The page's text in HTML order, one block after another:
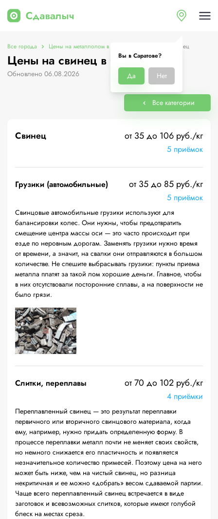
Вы в Саратове?
Да Нет
Все города Цены на металлолом в Саратове Цены на свинец
Цены на свинец в Саратове
Обновлено 06.08.2026
Все категории
Свинец от 35 до 106 руб./кг
5 приёмок
Грузики (автомобильные) от 35 до 85 руб./кг
5 приёмок
Свинцовые автомобильные грузики используют для
балансировки колес. Они нужны, чтобы предотвратить
смещение центра массы оси — это часто происходит при
езде по неровным дорогам. Заменять грузики нужно время
от времени, а значит, на свалки они отправляются в большом
количестве. Не спешите выбрасывать грузики: пункты приема
металла платят за такой лом хорошие деньги. Главное, чтобы
в них отсутствовали посторонние сплавы, а на поверхности не
было грязи.
Слитки, переплавы от 70 до 102 руб./кг
4 приёмки
Переплавленный свинец — это результат переплавки
первичного или вторичного свинцового материала, когда
ему, например, нужно придать определенную форму. В
процессе переплавки металл почти не меняет своих свойств,
но немного снижается его пластичность и появляется
незначительное количество примесей. Поэтому цена на него
может быть ниже, чем на чистый свинец, но разница
некритичная и ее можно «добрать» весом сдаваемой партии.
Чаще всего переплавленный свинец встречается в виде
заготовок и всевозможных слитков, которые имеют голубой
блеск на местах среза.